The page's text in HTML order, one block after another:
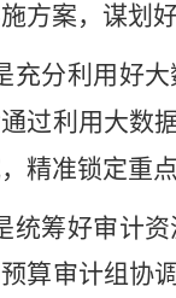
方案，谋划
充分利用好
过利用大数
精准锁定重
统筹好审计资
算审计组协